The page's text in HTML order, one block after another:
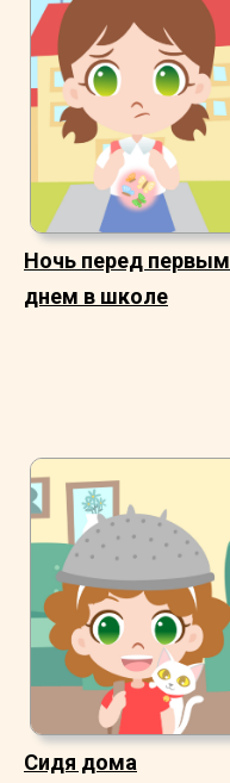
Ночь перед первым
днем в школе
Сидя дома